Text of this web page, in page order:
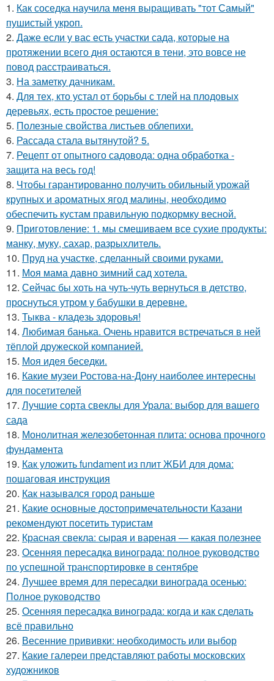
1. Как соседка научила меня выращивать "тот Самый"
пушистый укроп.
2. Даже если у вас есть участки сада, которые на
протяжении всего дня остаются в тени, это вовсе не
повод расстраиваться.
3. На заметку дачникам.
4. Для тех, кто устал от борьбы с тлей на плодовых
деревьях, есть простое решение:
5. Полезные свойства листьев облепихи.
6. Рассада стала вытянутой? 5.
7. Рецепт от опытного садовода: одна обработка -
защита на весь год!
8. Чтобы гарантированно получить обильный урожай
крупных и ароматных ягод малины, необходимо
обеспечить кустам правильную подкормку весной.
9. Приготовление: 1. мы смешиваем все сухие продукты:
манку, муку, сахар, разрыхлитель.
10. Пруд на участке, сделанный своими руками.
11. Моя мама давно зимний сад хотела.
12. Сейчас бы хоть на чуть-чуть вернуться в детство,
проснуться утром у бабушки в деревне.
13. Тыква - кладезь здоровья!
14. Любимая банька. Очень нравится встречаться в ней
тёплой дружеской компанией.
15. Моя идея беседки.
16. Какие музеи Ростова-на-Дону наиболее интересны
для посетителей
17. Лучшие сорта свеклы для Урала: выбор для вашего
сада
18. Монолитная железобетонная плита: основа прочного
фундамента
19. Как уложить fundament из плит ЖБИ для дома:
пошаговая инструкция
20. Как назывался город раньше
21. Какие основные достопримечательности Казани
рекомендуют посетить туристам
22. Красная свекла: сырая и вареная — какая полезнее
23. Осенняя пересадка винограда: полное руководство
по успешной транспортировке в сентябре
24. Лучшее время для пересадки винограда осенью:
Полное руководство
25. Осенняя пересадка винограда: когда и как сделать
всё правильно
26. Весенние прививки: необходимость или выбор
27. Какие галереи представляют работы московских
художников